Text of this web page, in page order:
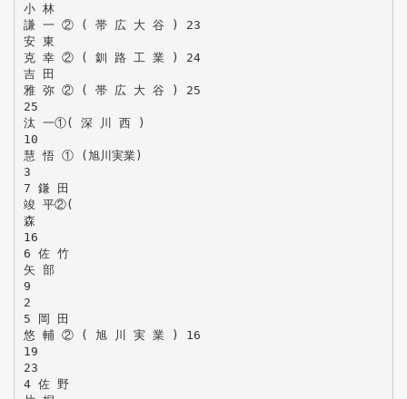
小 林
謙 一 ② ( 帯 広 大 谷 ) 23
安 東
克 幸 ② ( 釧 路 工 業 ) 24
吉 田
雅 弥 ② ( 帯 広 大 谷 ) 25
25
汰 一①( 深 川 西 )
10
慧 悟 ① (旭川実業)
3
7 鎌 田
竣 平②(
森
16
6 佐 竹
矢 部
9
2
5 岡 田
悠 輔 ② ( 旭 川 実 業 ) 16
19
23
4 佐 野